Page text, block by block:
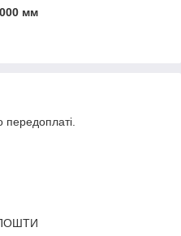
мм
передоплаті.
ПОШТИ